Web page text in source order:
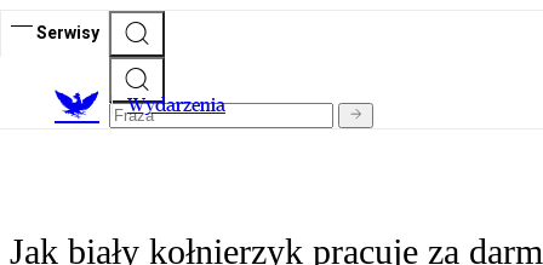
Serwisy
Wydarzenia
Jak biały kołnierzyk pracuje za